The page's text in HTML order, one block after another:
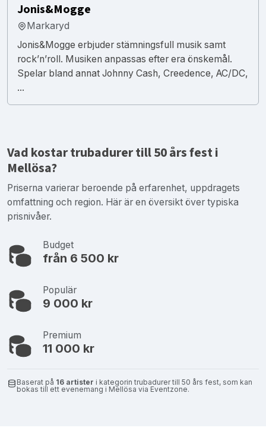
Jonis&Mogge
Markaryd
Jonis&Mogge erbjuder stämningsfull musik samt
rock’n’roll. Musiken anpassas efter era önskemål.
Spelar bland annat Johnny Cash, Creedence, AC/DC,
...
Vad kostar trubadurer till 50 års fest i
Mellösa?
Priserna varierar beroende på erfarenhet, uppdragets
omfattning och region. Här är en översikt över typiska
prisnivåer.
Budget
från 6 500 kr
Populär
9 000 kr
Premium
11 000 kr
Baserat på 16 artister i kategorin trubadurer till 50 års fest, som kan
bokas till ett evenemang i Mellösa via Eventzone.